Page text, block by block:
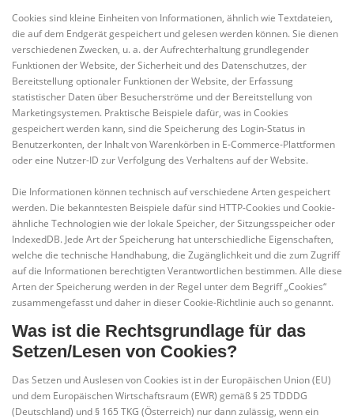
Cookies sind kleine Einheiten von Informationen, ähnlich wie Textdateien,
die auf dem Endgerät gespeichert und gelesen werden können. Sie dienen
verschiedenen Zwecken, u. a. der Aufrechterhaltung grundlegender
Funktionen der Website, der Sicherheit und des Datenschutzes, der
Bereitstellung optionaler Funktionen der Website, der Erfassung
statistischer Daten über Besucherströme und der Bereitstellung von
Marketingsystemen. Praktische Beispiele dafür, was in Cookies
gespeichert werden kann, sind die Speicherung des Login-Status in
Benutzerkonten, der Inhalt von Warenkörben in E-Commerce-Plattformen
oder eine Nutzer-ID zur Verfolgung des Verhaltens auf der Website.
Die Informationen können technisch auf verschiedene Arten gespeichert
werden. Die bekanntesten Beispiele dafür sind HTTP-Cookies und Cookie-
ähnliche Technologien wie der lokale Speicher, der Sitzungsspeicher oder
IndexedDB. Jede Art der Speicherung hat unterschiedliche Eigenschaften,
welche die technische Handhabung, die Zugänglichkeit und die zum Zugriff
auf die Informationen berechtigten Verantwortlichen bestimmen. Alle diese
Arten der Speicherung werden in der Regel unter dem Begriff „Cookies“
zusammengefasst und daher in dieser Cookie-Richtlinie auch so genannt.
Was ist die Rechtsgrundlage für das
Setzen/Lesen von Cookies?
Das Setzen und Auslesen von Cookies ist in der Europäischen Union (EU)
und dem Europäischen Wirtschaftsraum (EWR) gemäß § 25 TDDDG
(Deutschland) und § 165 TKG (Österreich) nur dann zulässig, wenn ein